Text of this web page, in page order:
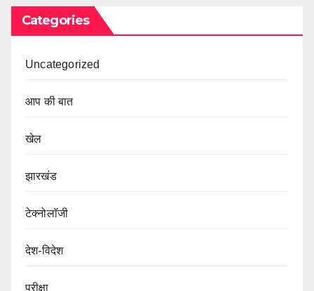
Categories
Uncategorized
आप की बात
खेल
झारखंड
टेक्नोलॉजी
देश-विदेश
परीक्षा